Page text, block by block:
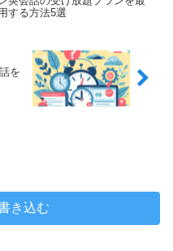
する方法5選
を
き込む